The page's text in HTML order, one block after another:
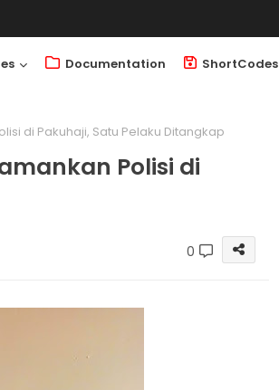
Documentation ShortCodes
di Pakuhaji, Satu Pelaku Ditangkap
Polisi di
0